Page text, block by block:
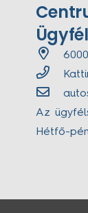
Az
Hétfő-